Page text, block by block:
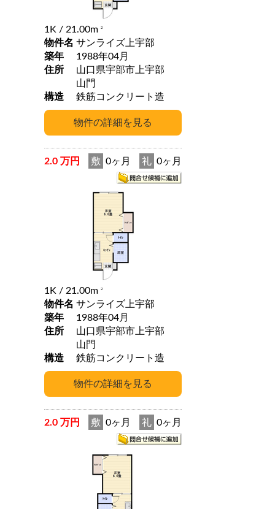
1K / 21.00m 2
物件名 サンライズ上宇部
築年
1988年04月
住所
山口県宇部市上宇部
山門
構造
鉄筋コンクリート造
2.0 万円 敷 0ヶ月 礼 0ヶ月
1K / 21.00m 2
物件名 サンライズ上宇部
築年
1988年04月
住所
山口県宇部市上宇部
山門
構造
鉄筋コンクリート造
2.0 万円 敷 0ヶ月 礼 0ヶ月